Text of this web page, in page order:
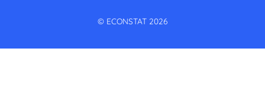
© ECONSTAT 2026